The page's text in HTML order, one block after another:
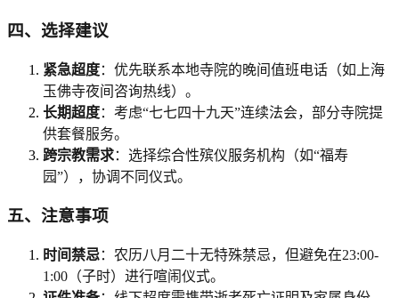
四、选择建议
紧急超度：优先联系本地寺院的晚间值班电话（如上海
玉佛寺夜间咨询热线）。
长期超度：考虑“七七四十九天”连续法会，部分寺院提
供套餐服务。
跨宗教需求：选择综合性殡仪服务机构（如“福寿
园”），协调不同仪式。
五、注意事项
时间禁忌：农历八月二十无特殊禁忌，但避免在23:00-
1:00（子时）进行喧闹仪式。